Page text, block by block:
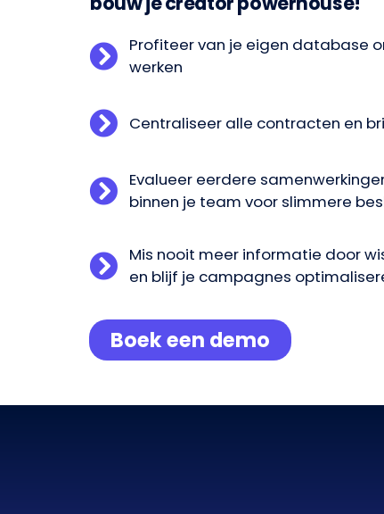
Profiteer van je eigen database
werken
Centraliseer alle contracten en
Evalueer eerdere
binnen je team voor slimmere
Mis nooit meer informatie door
en blijf je campagnes
Boek een demo